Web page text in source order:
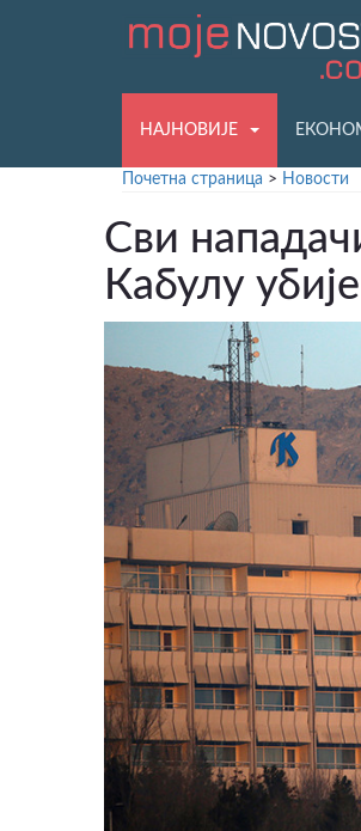
НАЈНОВИЈЕ
Почетна страница > Новости
Сви
Кабулу